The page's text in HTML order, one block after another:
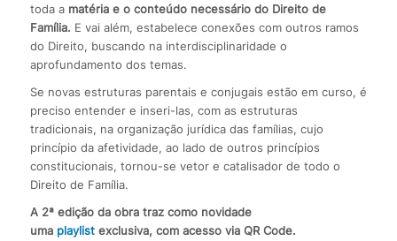
toda amatéria e o conteúdo necessário do Direito de
Família. E vai além, estabelece conexões com outros ramos
do Direito, buscando na interdisciplinaridade o
aprofundamento dos temas.
Se novas estruturas parentais e conjugais estão em curso, é
preciso entender e inseri-las, com as estruturas
tradicionais, na organização jurídica das famílias, cujo
princípio da afetividade, ao lado de outros princípios
constitucionais, tornou-se vetor e catalisador de todo o
Direito de Família.
A 2ª edição da obra traz como novidade
uma playlistexclusiva, com acesso via QR Code.